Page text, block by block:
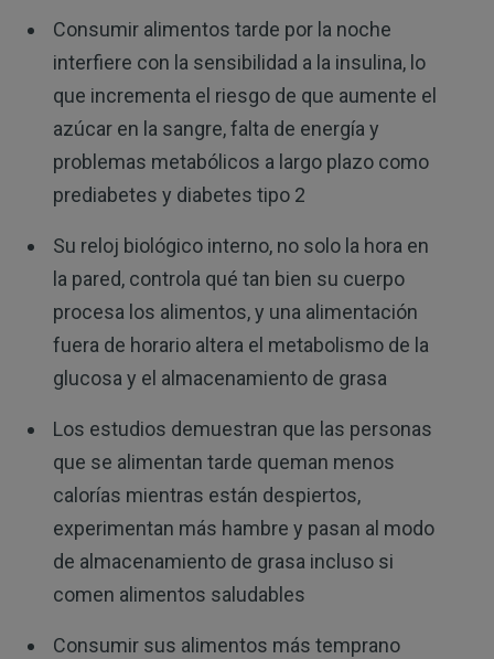
Consumir alimentos tarde por la noche
interfiere con la sensibilidad a la insulina, lo
que incrementa el riesgo de que aumente el
azúcar en la sangre, falta de energía y
problemas metabólicos a largo plazo como
prediabetes y diabetes tipo 2
Su reloj biológico interno, no solo la hora en
la pared, controla qué tan bien su cuerpo
procesa los alimentos, y una alimentación
fuera de horario altera el metabolismo de la
glucosa y el almacenamiento de grasa
Los estudios demuestran que las personas
que se alimentan tarde queman menos
calorías mientras están despiertos,
experimentan más hambre y pasan al modo
de almacenamiento de grasa incluso si
comen alimentos saludables
Consumir sus alimentos más temprano